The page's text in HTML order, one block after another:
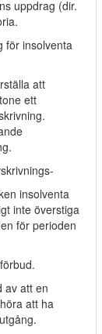
uppdrag (dir.
för insolventa
att
ett
insolventa
inte överstiga
för perioden
av att en
att ha